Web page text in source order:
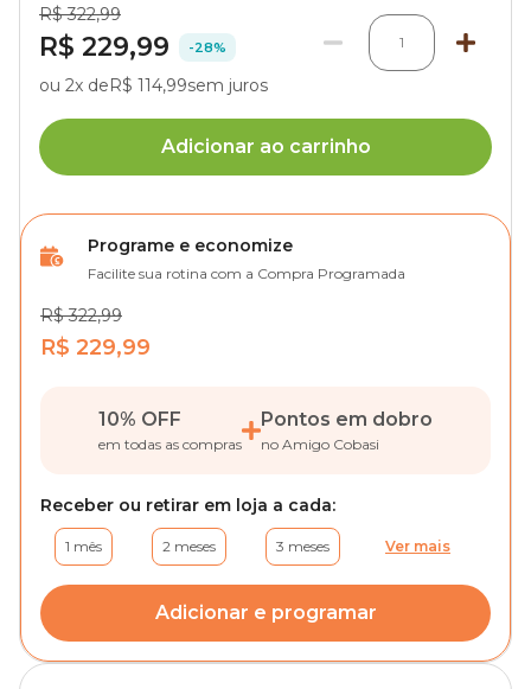
R$ 322,99
R$ 229,99 -28% 1
ou 2x deR$ 114,99sem juros
Adicionar ao carrinho
Programe e economize
Facilite sua rotina com a Compra Programada
R$ 322,99
R$ 229,99
10% OFF
em todas as compras
Pontos em dobro
no Amigo Cobasi
Receber ou retirar em loja a cada:
1 mês 2 meses 3 meses Ver mais
Adicionar e programar